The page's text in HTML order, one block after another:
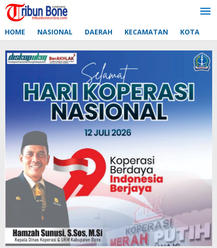
Lewati
ke
HOME NASIONAL DAERAH KECAMATAN KOTA